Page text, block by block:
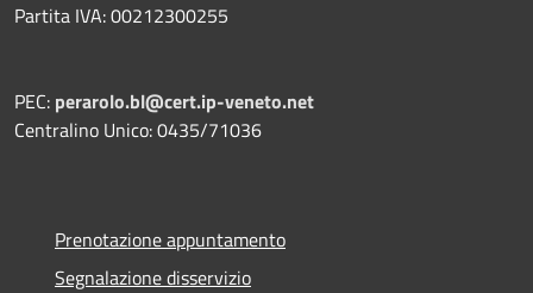
Partita IVA: 00212300255
PEC: perarolo.bl@cert.ip-veneto.net
Centralino Unico: 0435/71036
Prenotazione appuntamento
Segnalazione disservizio